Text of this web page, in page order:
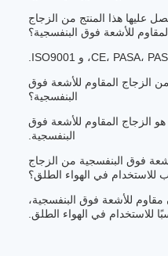
عليها هذا المنتج من الزجاج
للأشعة فوق البنفسجية؟
الزجاج المقاوم للأشعة فوق
البنفسجية؟
الزجاج المقاوم للأشعة فوق
البنفسجية.
فوق البنفسجية من الزجاج
للاستخدام في الهواء الطلق؟
مقاوم للأشعة فوق البنفسجية،
للاستخدام في الهواء الطلق.